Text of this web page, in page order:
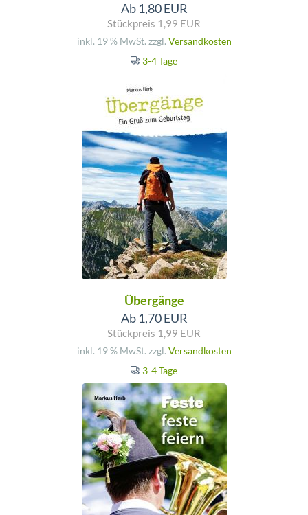
Ab 1,80 EUR
Stückpreis 1,99 EUR
inkl. 19 % MwSt. zzgl. Versandkosten
3-4 Tage
Übergänge
Ab 1,70 EUR
Stückpreis 1,99 EUR
inkl. 19 % MwSt. zzgl. Versandkosten
3-4 Tage